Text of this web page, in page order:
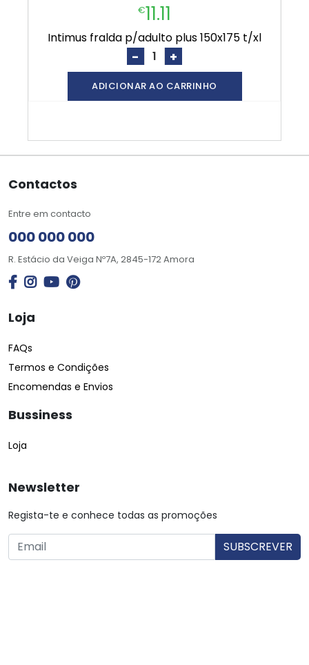
€11.11
intimus fralda p/adulto plus 150x175 t/xl
- +
ADICIONAR AO CARRINHO
Contactos
Entre em contacto
000 000 000
R. Estácio da Veiga Nº7A, 2845-172 Amora
Loja
FAQs
Termos e Condições
Encomendas e Envios
Bussiness
Loja
Newsletter
Regista-te e conhece todas as promoções